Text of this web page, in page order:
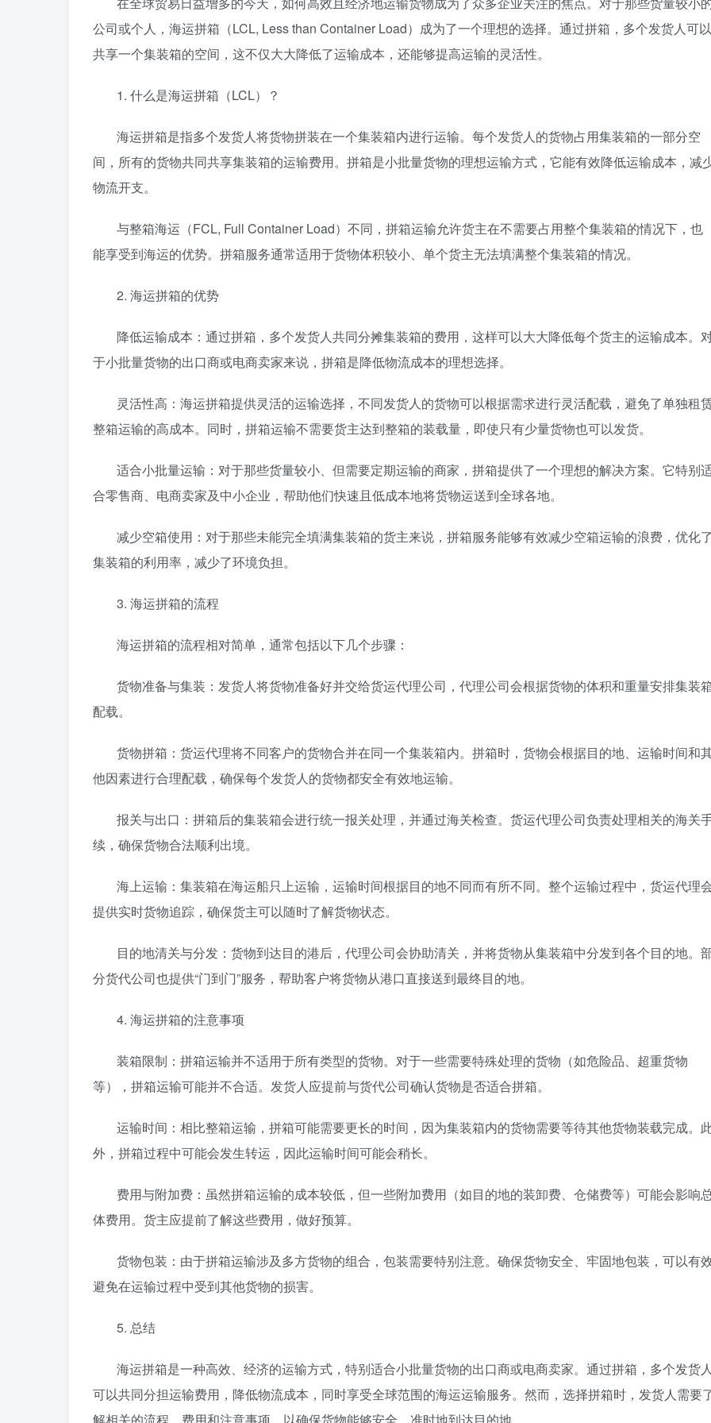
公司或个人，海运拼箱（LCL, Less than Container Load）成为了一个理想的选择。通过拼箱，多个发货人可以
共享一个集装箱的空间，这不仅大大降低了运输成本，还能够提高运输的灵活性。
1. 什么是海运拼箱（LCL）？
海运拼箱是指多个发货人将货物拼装在一个集装箱内进行运输。每个发货人的货物占用集装箱的一部分空
间，所有的货物共同共享集装箱的运输费用。拼箱是小批量货物的理想运输方式，它能有效降低运输成本，减
物流开支。
与整箱海运（FCL, Full Container Load）不同，拼箱运输允许货主在不需要占用整个集装箱的情况下，也
能享受到海运的优势。拼箱服务通常适用于货物体积较小、单个货主无法填满整个集装箱的情况。
2. 海运拼箱的优势
降低运输成本：通过拼箱，多个发货人共同分摊集装箱的费用，这样可以大大降低每个货主的运输成本。
于小批量货物的出口商或电商卖家来说，拼箱是降低物流成本的理想选择。
灵活性高：海运拼箱提供灵活的运输选择，不同发货人的货物可以根据需求进行灵活配载，避免了单独租
整箱运输的高成本。同时，拼箱运输不需要货主达到整箱的装载量，即使只有少量货物也可以发货。
适合小批量运输：对于那些货量较小、但需要定期运输的商家，拼箱提供了一个理想的解决方案。它特别
合零售商、电商卖家及中小企业，帮助他们快速且低成本地将货物运送到全球各地。
减少空箱使用：对于那些未能完全填满集装箱的货主来说，拼箱服务能够有效减少空箱运输的浪费，优化了
集装箱的利用率，减少了环境负担。
3. 海运拼箱的流程
海运拼箱的流程相对简单，通常包括以下几个步骤：
货物准备与集装：发货人将货物准备好并交给货运代理公司，代理公司会根据货物的体积和重量安排集装
配载。
货物拼箱：货运代理将不同客户的货物合并在同一个集装箱内。拼箱时，货物会根据目的地、运输时间和
他因素进行合理配载，确保每个发货人的货物都安全有效地运输。
报关与出口：拼箱后的集装箱会进行统一报关处理，并通过海关检查。货运代理公司负责处理相关的海关
续，确保货物合法顺利出境。
海上运输：集装箱在海运船只上运输，运输时间根据目的地不同而有所不同。整个运输过程中，货运代理
提供实时货物追踪，确保货主可以随时了解货物状态。
目的地清关与分发：货物到达目的港后，代理公司会协助清关，并将货物从集装箱中分发到各个目的地。
分货代公司也提供“门到门”服务，帮助客户将货物从港口直接送到最终目的地。
4. 海运拼箱的注意事项
装箱限制：拼箱运输并不适用于所有类型的货物。对于一些需要特殊处理的货物（如危险品、超重货物
等），拼箱运输可能并不合适。发货人应提前与货代公司确认货物是否适合拼箱。
运输时间：相比整箱运输，拼箱可能需要更长的时间，因为集装箱内的货物需要等待其他货物装载完成。
外，拼箱过程中可能会发生转运，因此运输时间可能会稍长。
费用与附加费：虽然拼箱运输的成本较低，但一些附加费用（如目的地的装卸费、仓储费等）可能会影响
体费用。货主应提前了解这些费用，做好预算。
货物包装：由于拼箱运输涉及多方货物的组合，包装需要特别注意。确保货物安全、牢固地包装，可以有
避免在运输过程中受到其他货物的损害。
5. 总结
海运拼箱是一种高效、经济的运输方式，特别适合小批量货物的出口商或电商卖家。通过拼箱，多个发货人
可以共同分担运输费用，降低物流成本，同时享受全球范围的海运运输服务。然而，选择拼箱时，发货人需要